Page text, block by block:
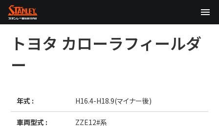
TOP
テクノロジー
トヨタ カローラフィールダ
ー
年式 : H16.4-H18.9(マイナー後)
車両型式 : ZZE12#系